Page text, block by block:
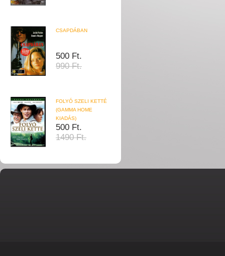
CSAPDÁBAN
500 Ft.
990 Ft.
FOLYÓ SZELI KETTÉ
(GAMMA HOME
KIADÁS)
500 Ft.
1490 Ft.